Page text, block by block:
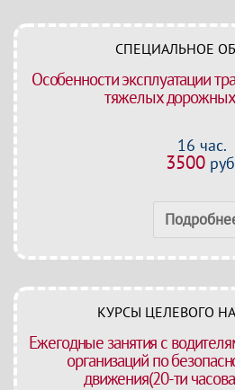
СПЕЦИАЛЬНОЕ
Особенности эксплуатации
тяжелых
16 час.
3500
КУРСЫ ЦЕЛЕВОГО
Ежегодные занятия с
организаций по
движения(20-ти